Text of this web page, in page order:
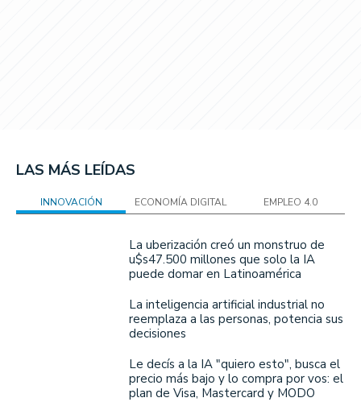
LAS MÁS LEÍDAS
INNOVACIÓN ECONOMÍA DIGITAL EMPLEO 4.0
La uberización creó un monstruo de
u$s47.500 millones que solo la IA
puede domar en Latinoamérica
La inteligencia artificial industrial no
reemplaza a las personas, potencia sus
decisiones
Le decís a la IA "quiero esto", busca el
precio más bajo y lo compra por vos: el
plan de Visa, Mastercard y MODO